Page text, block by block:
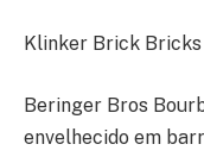
Klinker Brick Bricks
Beringer Bros
envelhecido em